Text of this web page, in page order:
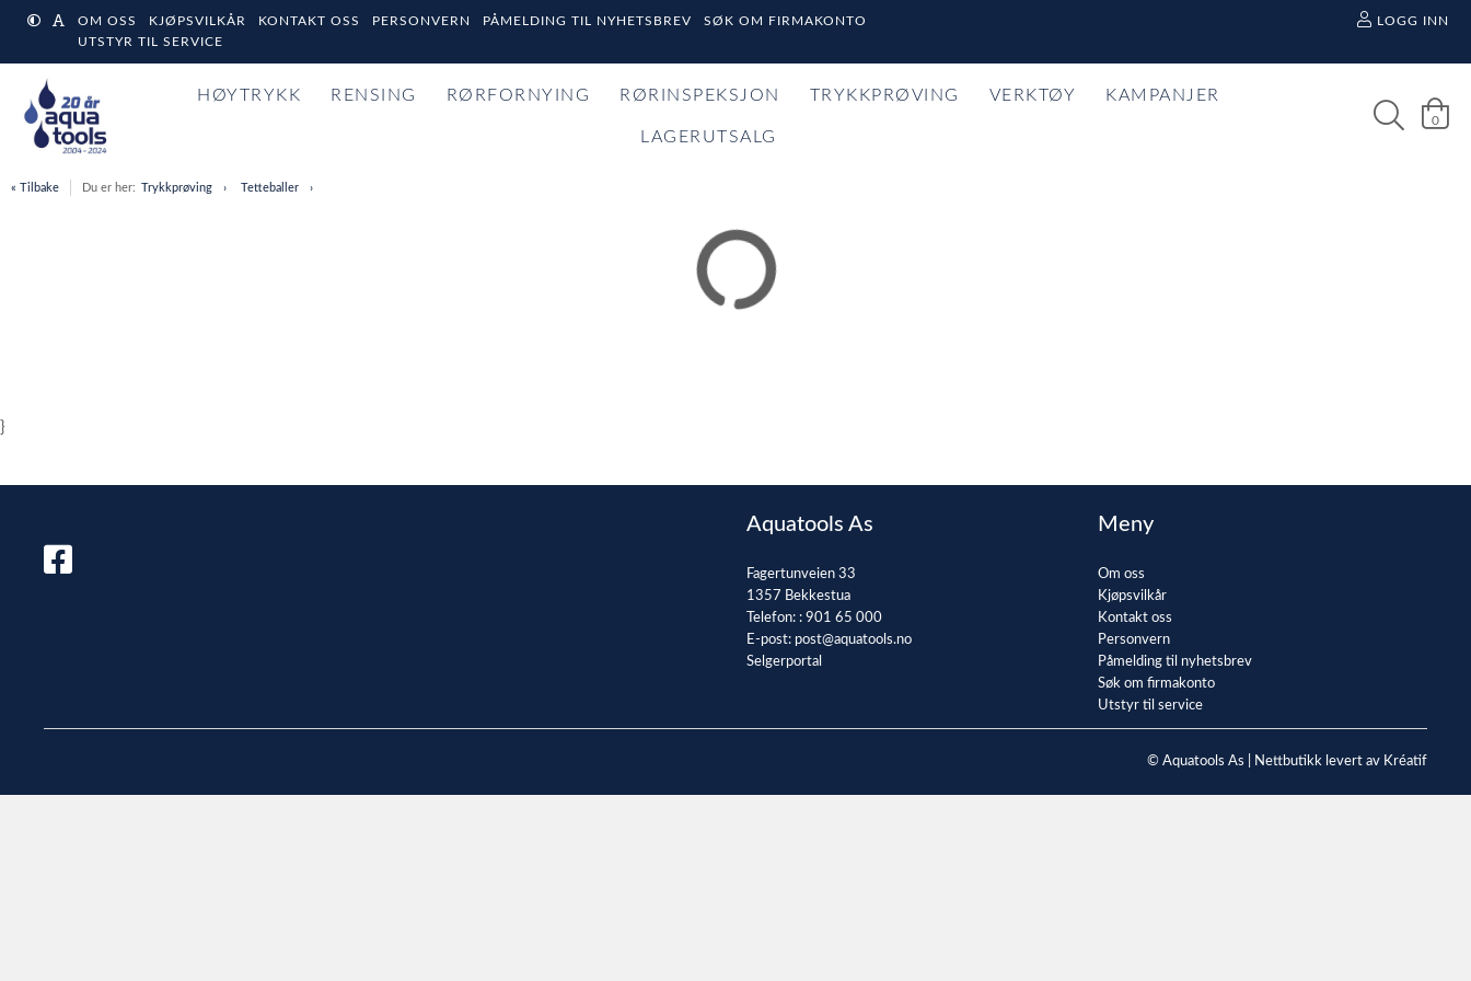
OM OSS KJØPSVILKÅR KONTAKT OSS PERSONVERN PÅMELDING TIL NYHETSBREV
SØK OM FIRMAKONTO
UTSTYR TIL SERVICE
LOGG INN
HØYTRYKK RENSING RØRFORNYING RØRINSPEKSJON TRYKKPRØVING VERKTØY KAMPANJER
LAGERUTSALG
0
« Tilbake Du er her: Trykkprøving Tetteballer
}
Aquatools As
Fagertunveien 33
1357 Bekkestua
Telefon: : 901 65 000
E-post: post@aquatools.no
Selgerportal
Meny
Om oss
Kjøpsvilkår
Kontakt oss
Personvern
Påmelding til nyhetsbrev
Søk om firmakonto
Utstyr til service
© Aquatools As | Nettbutikk levert av Kréatif